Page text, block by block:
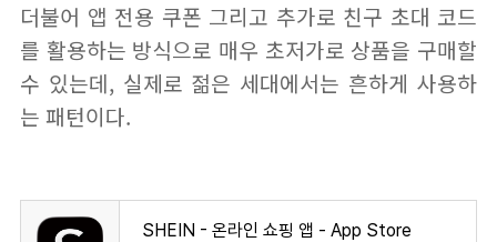
더불어 앱 전용 쿠폰 그리고 추가로 친구 초대 코드
를 활용하는 방식으로 매우 초저가로 상품을 구매할
수 있는데, 실제로 젊은 세대에서는 흔하게 사용하
는 패턴이다.
SHEIN - 온라인 쇼핑 앱 - App Store